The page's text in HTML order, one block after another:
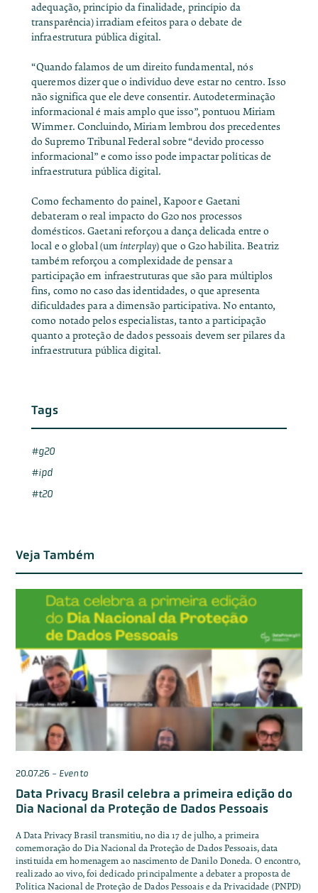
adequação, princípio da finalidade, princípio da
transparência) irradiam efeitos para o debate de
infraestrutura pública digital.
“Quando falamos de um direito fundamental, nós
queremos dizer que o indivíduo deve estar no centro. Isso
não significa que ele deve consentir. Autodeterminação
informacional é mais amplo que isso”, pontuou Miriam
Wimmer. Concluindo, Miriam lembrou dos precedentes
do Supremo Tribunal Federal sobre “devido processo
informacional” e como isso pode impactar políticas de
infraestrutura pública digital.
Como fechamento do painel, Kapoor e Gaetani
debateram o real impacto do G20 nos processos
domésticos. Gaetani reforçou a dança delicada entre o
local e o global (uminterplay) que o G20 habilita. Beatriz
também reforçou a complexidade de pensar a
participação em infraestruturas que são para múltiplos
fins, como no caso das identidades, o que apresenta
dificuldades para a dimensão participativa. No entanto,
como notado pelos especialistas, tanto a participação
quanto a proteção de dados pessoais devem ser pilares da
infraestrutura pública digital.
Tags
g20
ipd
t20
Veja Também
20.07.26 - Evento
Data Privacy Brasil celebra a primeira edição do
Dia Nacional da Proteção de Dados Pessoais
A Data Privacy Brasil transmitiu, no dia 17 de julho, a primeira
comemoração do Dia Nacional da Proteção de Dados Pessoais, data
instituída em homenagem ao nascimento de Danilo Doneda. O encontro,
realizado ao vivo, foi dedicado principalmente a debater a proposta de
Política Nacional de Proteção de Dados Pessoais e da Privacidade (PNPD)